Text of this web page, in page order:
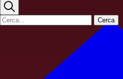
Cerca